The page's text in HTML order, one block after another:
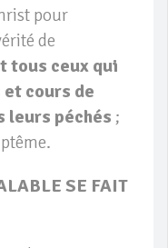
pour
de
tous ceux qui
cours de
leurs péchés ;
SE FAIT